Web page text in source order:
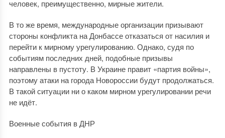
человек, преимущественно, мирные жители.
В то же время, международные организации призывают
стороны конфликта на Донбассе отказаться от насилия и
перейти к мирному урегулированию. Однако, судя по
событиям последних дней, подобные призывы
направлены в пустоту. В Украине правит «партия войны»,
поэтому атаки на города Новороссии будут продолжаться.
В такой ситуации ни о каком мирном урегулировании речи
не идёт.
Военные события в ДНР